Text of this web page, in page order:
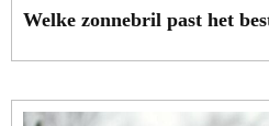
Welke zonnebril past het